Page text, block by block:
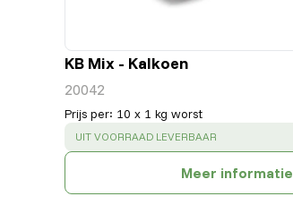
KB Mix - Kalkoen
20042
Prijs per: 10 x 1 kg worst
SUCCESS:
UIT VOORRAAD LEVERBAAR
Meer informatie